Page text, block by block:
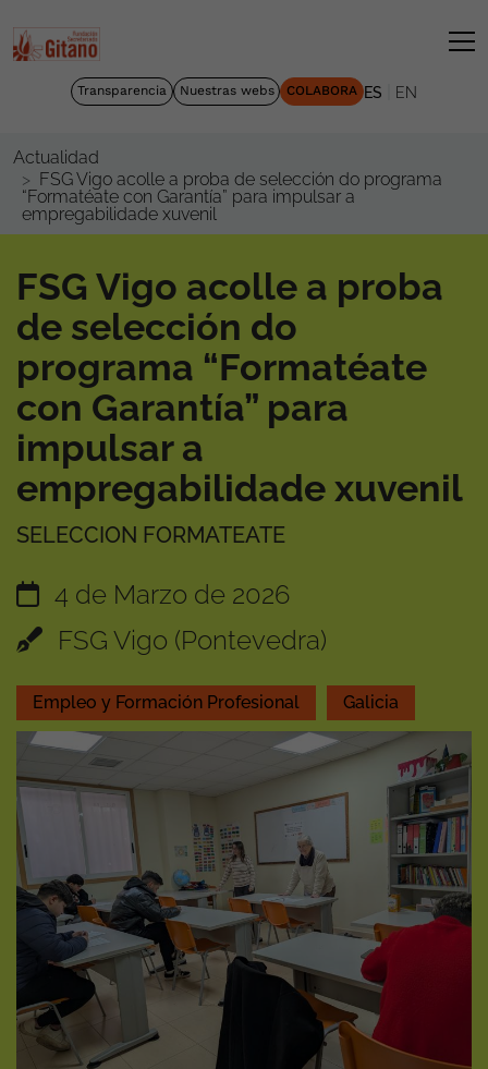
Transparencia Nuestras webs COLABORA ES EN
Actualidad
FSG Vigo acolle a proba de selección do programa
“Formatéate con Garantía” para impulsar a
empregabilidade xuvenil
FSG Vigo acolle a proba
de selección do
programa “Formatéate
con Garantía” para
impulsar a
empregabilidade xuvenil
SELECCION FORMATEATE
4 de Marzo de 2026
FSG Vigo (Pontevedra)
Empleo y Formación Profesional Galicia